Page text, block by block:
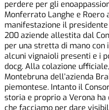
perdere per gli
Monferrato Langhe e Roero
manifestazione il
200 aziende allestita dal
per una stretta di mano con
alcuni vignaioli presenti e i
docg. Alla colazione
Montebruna dell’azienda
piemontese. Intanto il
storia e proprio a Verona ha
che facciamo per dare